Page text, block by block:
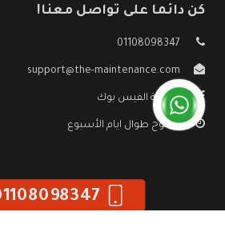
كن دائما على تواصل معنا!
01108098347
support@the-maintenance.com
صفحة الفيس بوك
مفتوح طوال ايام الأسبوع